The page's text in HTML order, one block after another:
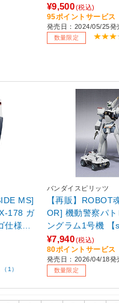
M.E. 【sof001】
¥9,500(税込)
95ポイントサービス
発売日：2024/05/25発
数量限定
MS]
178 ガ
仕様）
】
（1）
バンダイスピリッツ
【再販】ROBOT
OR] 機動警察パ
ングラム1号機 【
¥7,940(税込)
80ポイントサービス
発売日：2026/04/18発
数量限定